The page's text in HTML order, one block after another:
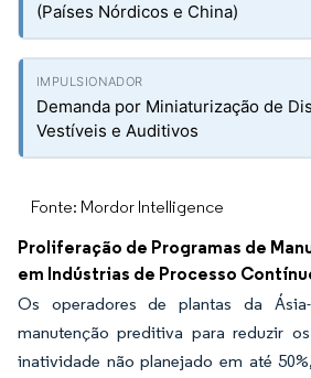
(Países Nórdicos e China)
Demanda por Miniaturização de
Vestíveis e Auditivos
Fonte: Mordor Intelligence
Proliferação de Programas de
em Indústrias de Processo
Os operadores de plantas da
manutenção preditiva para reduzir
inatividade não planejado em até